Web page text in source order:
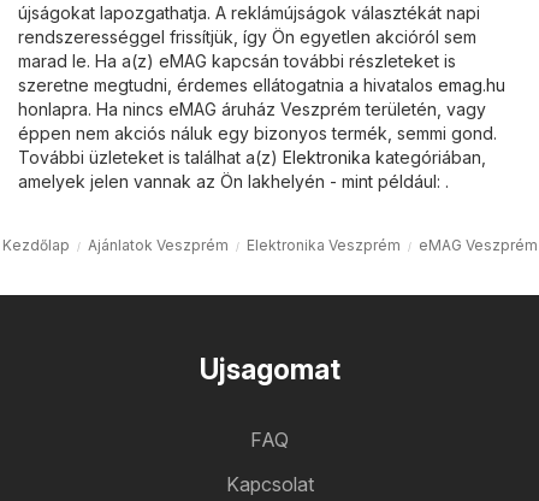
újságokat lapozgathatja. A reklámújságok választékát napi
rendszerességgel frissítjük, így Ön egyetlen akcióról sem
marad le. Ha a(z) eMAG kapcsán további részleteket is
szeretne megtudni, érdemes ellátogatnia a hivatalos emag.hu
honlapra. Ha nincs eMAG áruház Veszprém területén, vagy
éppen nem akciós náluk egy bizonyos termék, semmi gond.
További üzleteket is találhat a(z) Elektronika kategóriában,
amelyek jelen vannak az Ön lakhelyén - mint például: .
Kezdőlap Ajánlatok Veszprém Elektronika Veszprém eMAG Veszprém
Ujsagomat
FAQ
Kapcsolat